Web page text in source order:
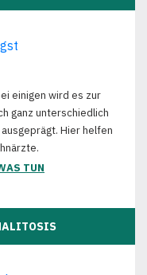
einigen wird es zur
ganz unterschiedlich
Hier helfen
TUN